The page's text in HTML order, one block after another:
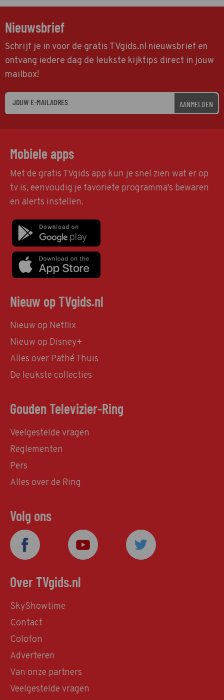
Nieuwsbrief
Schrijf je in voor de gratis TVgids.nl nieuwsbrief en
ontvang iedere dag de leukste kijktips direct in jouw
mailbox!
AANMELDEN
Mobiele apps
Met de gratis TVgids app kun je snel zien wat er op
tv is, eenvoudig je favoriete programma's bewaren
en alerts instellen.
Nieuw op TVgids.nl
Nieuw op Netflix
Nieuw op Disney+
Alles over Pathé Thuis
De leukste collecties
Gouden Televizier-Ring
Veelgestelde vragen
Reglementen
Pers
Alles over de Ring
Volg ons
Over TVgids.nl
SkyShowtime
Contact
Colofon
Adverteren
Van onze partners
Veelgestelde vragen